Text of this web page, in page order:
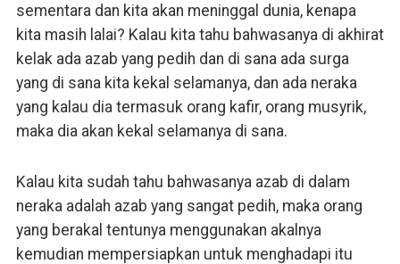
sementara dan kita akan meninggal dunia, kenapa
kita masih lalai? Kalau kita tahu bahwasanya di akhirat
kelak ada azab yang pedih dan di sana ada surga
yang di sana kita kekal selamanya, dan ada neraka
yang kalau dia termasuk orang kafir, orang musyrik,
maka dia akan kekal selamanya di sana.
Kalau kita sudah tahu bahwasanya azab di dalam
neraka adalah azab yang sangat pedih, maka orang
yang berakal tentunya menggunakan akalnya
kemudian mempersiapkan untuk menghadapi itu